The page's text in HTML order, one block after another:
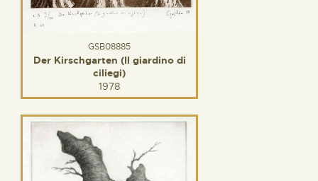
GSB08885
Der Kirschgarten (Il giardino di
ciliegi)
1978